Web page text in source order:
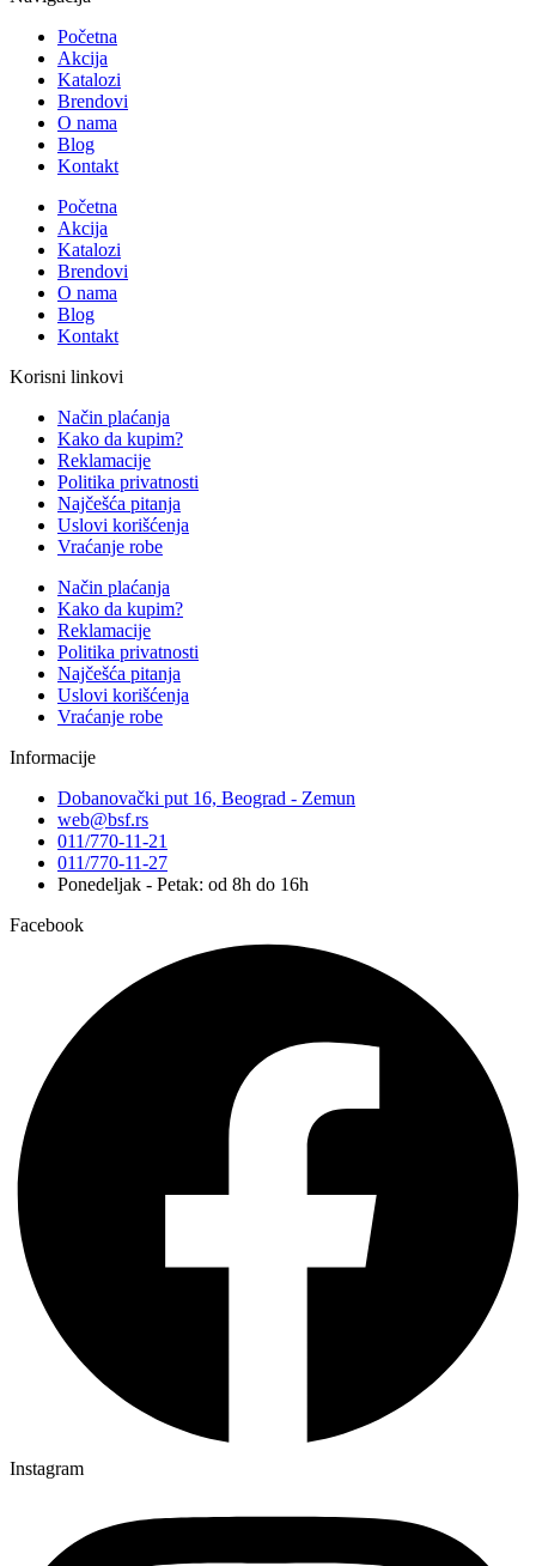
Početna
Akcija
Katalozi
Brendovi
O nama
Blog
Kontakt
Početna
Akcija
Katalozi
Brendovi
O nama
Blog
Kontakt
Korisni linkovi
Način plaćanja
Kako da kupim?
Reklamacije
Politika privatnosti
Najčešća pitanja
Uslovi korišćenja
Vraćanje robe
Način plaćanja
Kako da kupim?
Reklamacije
Politika privatnosti
Najčešća pitanja
Uslovi korišćenja
Vraćanje robe
Informacije
Dobanovački put 16, Beograd - Zemun
web@bsf.rs
011/770-11-21
011/770-11-27
Ponedeljak - Petak: od 8h do 16h
Facebook
Instagram